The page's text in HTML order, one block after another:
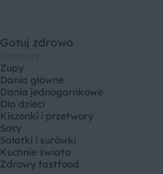
Gotuj zdrowo
Zupy
Dania główne
Dania jednogarnkowe
Dla dzieci
Kiszonki i przetwory
Sosy
Sałatki i surówki
Kuchnie świata
Zdrowy fastfood